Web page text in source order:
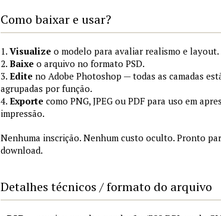
Como baixar e usar?
1. Visualize o modelo para avaliar realismo e layout.
2. Baixe o arquivo no formato PSD.
3. Edite no Adobe Photoshop — todas as camadas
agrupadas por função.
4. Exporte como PNG, JPEG ou PDF para uso em
impressão.
Nenhuma inscrição. Nenhum custo oculto. Pronto
download.
Detalhes técnicos / formato do arquivo